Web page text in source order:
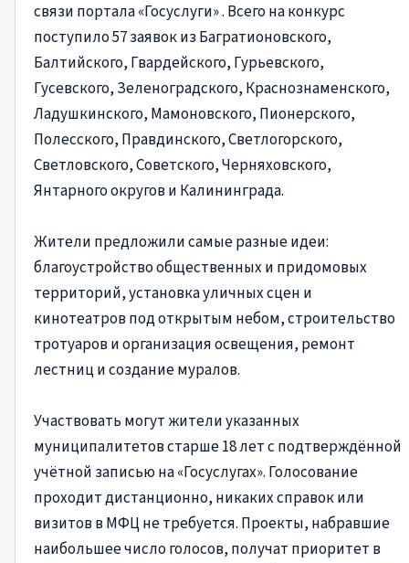
связи портала «Госуслуги» . Всего на конкурс
поступило 57 заявок из Багратионовского,
Балтийского, Гвардейского, Гурьевского,
Гусевского, Зеленоградского, Краснознаменского,
Ладушкинского, Мамоновского, Пионерского,
Полесского, Правдинского, Светлогорского,
Светловского, Советского, Черняховского,
Янтарного округов и Калининграда.
Жители предложили самые разные идеи:
благоустройство общественных и придомовых
территорий, установка уличных сцен и
кинотеатров под открытым небом, строительство
тротуаров и организация освещения, ремонт
лестниц и создание муралов.
Участвовать могут жители указанных
муниципалитетов старше 18 лет с подтверждённой
учётной записью на «Госуслугах». Голосование
проходит дистанционно, никаких справок или
визитов в МФЦ не требуется. Проекты, набравшие
наибольшее число голосов, получат приоритет в